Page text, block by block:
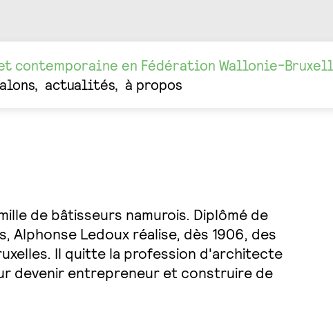
contemporaine en Fédération Wallonie-
actualités à propos
de bâtisseurs namurois. Diplômé de
Alphonse Ledoux réalise, dès 1906, des
Il quitte la profession d'architecte
devenir entrepreneur et construire de